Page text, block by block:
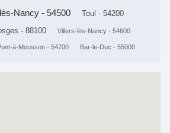
Nancy - 54500
Toul - 54200
- 88100
Villers-lès-Nancy - 54600
à-Mousson - 54700 Bar-le-Duc - 55000